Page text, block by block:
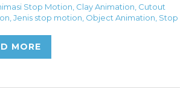
Stop Motion Clay Animation Cutout
Jenis stop motion Object Animation Stop
MORE